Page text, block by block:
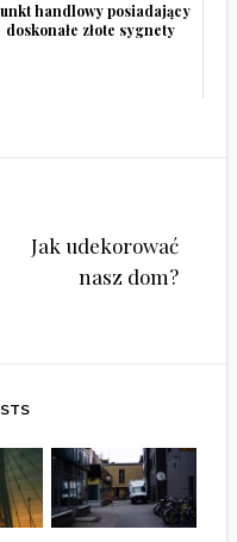
handlowy posiadający
doskonałe złote sygnety
Jak udekorować
nasz dom?